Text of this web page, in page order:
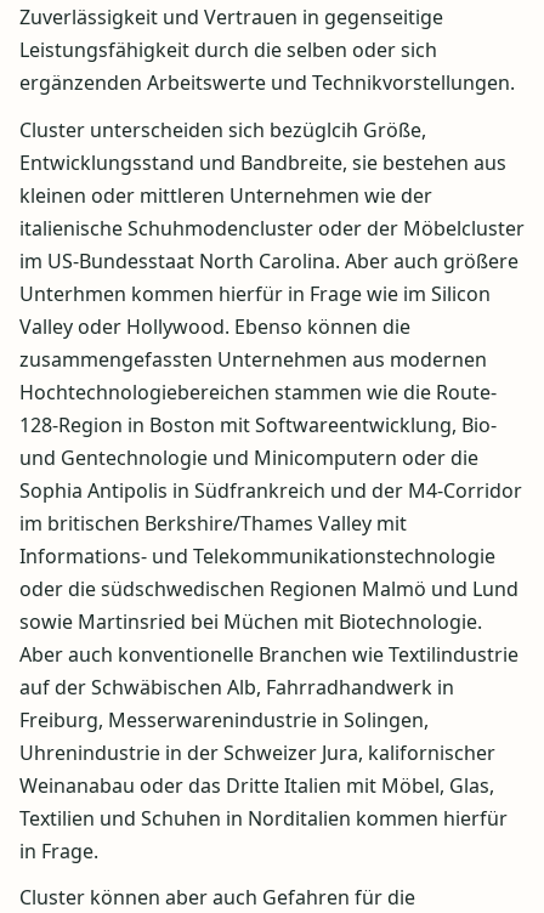
Zuverlässigkeit und Vertrauen in gegenseitige
Leistungsfähigkeit durch die selben oder sich
ergänzenden Arbeitswerte und Technikvorstellungen.
Cluster unterscheiden sich bezüglcih Größe,
Entwicklungsstand und Bandbreite, sie bestehen aus
kleinen oder mittleren Unternehmen wie der
italienische Schuhmodencluster oder der Möbelcluster
im US-Bundesstaat North Carolina. Aber auch größere
Unterhmen kommen hierfür in Frage wie im Silicon
Valley oder Hollywood. Ebenso können die
zusammengefassten Unternehmen aus modernen
Hochtechnologiebereichen stammen wie die Route-
128-Region in Boston mit Softwareentwicklung, Bio-
und Gentechnologie und Minicomputern oder die
Sophia Antipolis in Südfrankreich und der M4-Corridor
im britischen Berkshire/Thames Valley mit
Informations- und Telekommunikationstechnologie
oder die südschwedischen Regionen Malmö und Lund
sowie Martinsried bei Müchen mit Biotechnologie.
Aber auch konventionelle Branchen wie Textilindustrie
auf der Schwäbischen Alb, Fahrradhandwerk in
Freiburg, Messerwarenindustrie in Solingen,
Uhrenindustrie in der Schweizer Jura, kalifornischer
Weinanabau oder das Dritte Italien mit Möbel, Glas,
Textilien und Schuhen in Norditalien kommen hierfür
in Frage.
Cluster können aber auch Gefahren für die